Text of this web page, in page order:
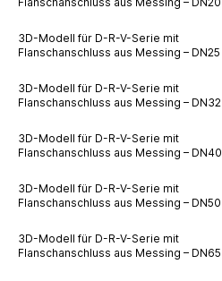
3D-Modell für D-R-V-Serie mit
Flanschanschluss aus Messing – DN25
3D-Modell für D-R-V-Serie mit
Flanschanschluss aus Messing – DN32
3D-Modell für D-R-V-Serie mit
Flanschanschluss aus Messing – DN40
3D-Modell für D-R-V-Serie mit
Flanschanschluss aus Messing – DN50
3D-Modell für D-R-V-Serie mit
Flanschanschluss aus Messing – DN65